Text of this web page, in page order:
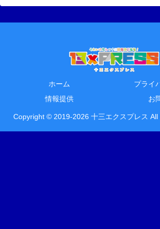
ホーム
プライ
情報提供
お
Copyright © 2019-2026 十三エクスプレス All